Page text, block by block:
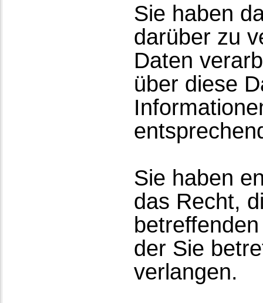
Sie haben
darüber zu
Daten
über diese
Sie haben
das Recht,
der Sie
verlangen.